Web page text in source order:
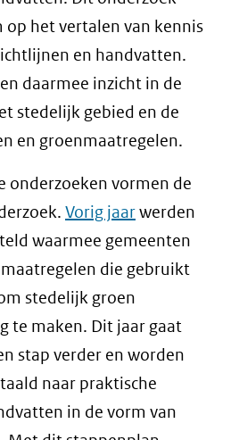
op het vertalen van kennis
en handvatten.
daarmee inzicht in de
stedelijk gebied en de
en groenmaatregelen.
onderzoeken vormen de
Vorig jaarwerden
waarmee gemeenten
die gebruikt
stedelijk groen
te maken. Dit jaar gaat
stap verder en worden
naar praktische
in de vorm van